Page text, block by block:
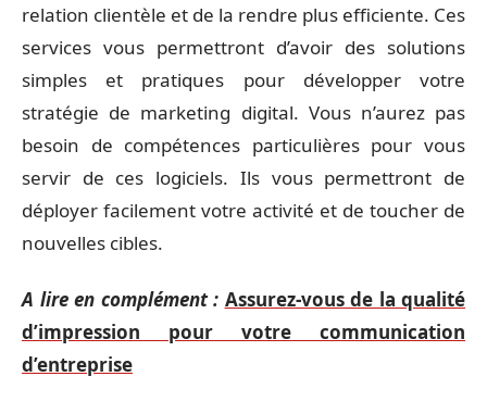
relation clientèle et de la rendre plus efficiente. Ces
services vous permettront d’avoir des solutions
simples et pratiques pour développer votre
stratégie de marketing digital. Vous n’aurez pas
besoin de compétences particulières pour vous
servir de ces logiciels. Ils vous permettront de
déployer facilement votre activité et de toucher de
nouvelles cibles.
A lire en complément : Assurez-vous de la qualité
d’impression pour votre communication
d’entreprise